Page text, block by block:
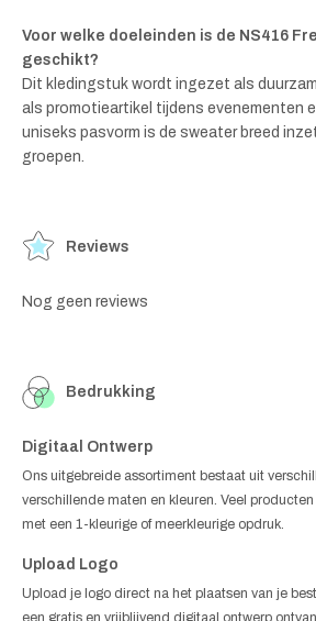
Voor welke doeleinden is de NS416
geschikt?
Dit kledingstuk wordt ingezet als
als promotieartikel tijdens evenementen
uniseks pasvorm is de sweater breed
groepen.
Reviews
Nog geen reviews
Bedrukking
Digitaal Ontwerp
Ons uitgebreide assortiment bestaat uit
verschillende maten en kleuren. Veel
met een 1-kleurige of meerkleurige opdruk.
Upload Logo
Upload je logo direct na het plaatsen van je
een gratis en vrijblijvend digitaal ontwerp